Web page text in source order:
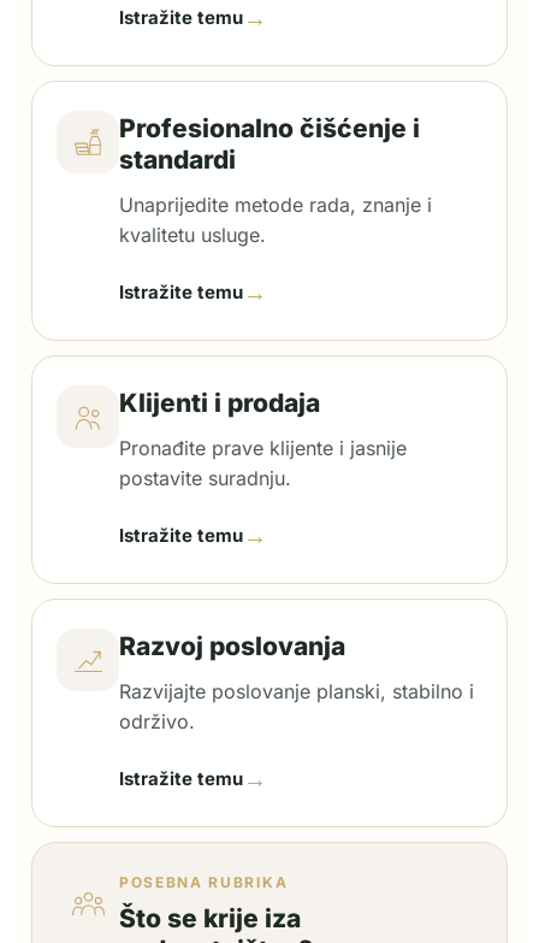
Istražite temu →
Profesionalno čišćenje i
standardi
Unaprijedite metode rada, znanje i
kvalitetu usluge.
Istražite temu →
Klijenti i prodaja
Pronađite prave klijente i jasnije
postavite suradnju.
Istražite temu →
Razvoj poslovanja
Razvijajte poslovanje planski, stabilno i
održivo.
Istražite temu →
POSEBNA RUBRIKA
Što se krije iza